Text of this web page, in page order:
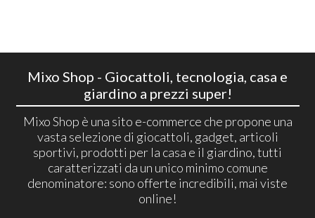
Mixo Shop - Giocattoli, tecnologia, casa e
giardino a prezzi super!
Mixo Shop è una sito e-commerce che propone una
vasta selezione di giocattoli, gadget, articoli
sportivi, prodotti per la casa e il giardino, tutti
caratterizzati da un unico minimo comune
denominatore: sono offerte incredibili, mai viste
online!